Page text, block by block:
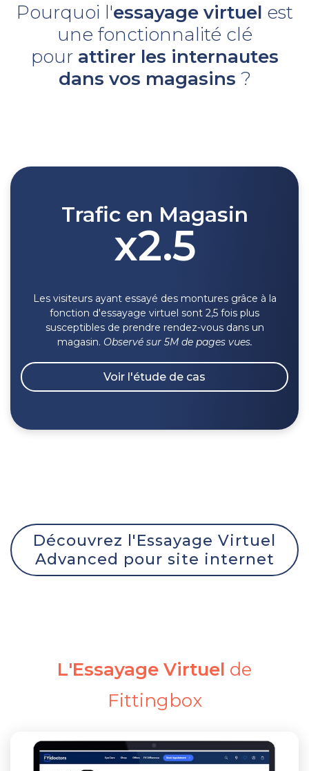
Pourquoi l'essayage virtuel est
une fonctionnalité clé
pour attirer les internautes
dans vos magasins ?
Trafic en Magasin
x2.5
Les visiteurs ayant essayé des montures grâce à la
fonction d'essayage virtuel sont 2,5 fois plus
susceptibles de prendre rendez-vous dans un
magasin. Observé sur 5M de pages vues.
Voir l'étude de cas
Découvrez l'Essayage Virtuel
Advanced pour site internet
L'Essayage Virtuel de
Fittingbox